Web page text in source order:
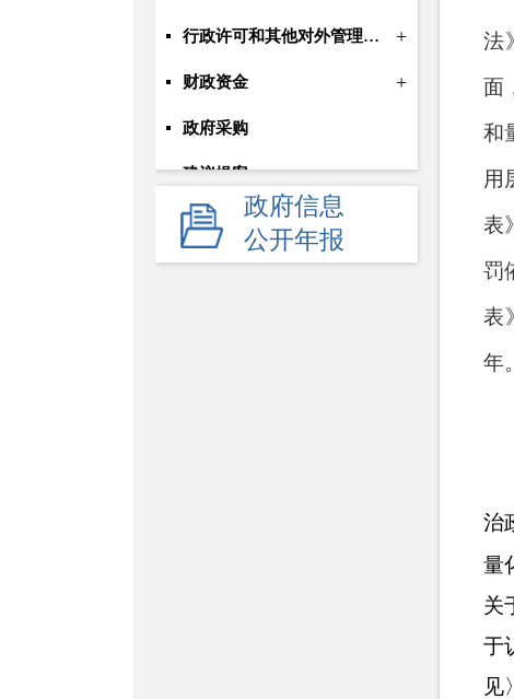
行政许可和其他对外管理服务信息 +
财政资金 +
政府采购
建议提案
重大行政决策预公开
重点领域 +
政府信息
公开年报
法
面
和
用
表
罚
表
年。
治
量
关
于
见